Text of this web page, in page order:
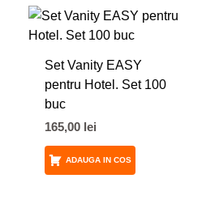
Set Vanity EASY
pentru Hotel. Set 100
buc
165,00 lei
ADAUGA IN COS